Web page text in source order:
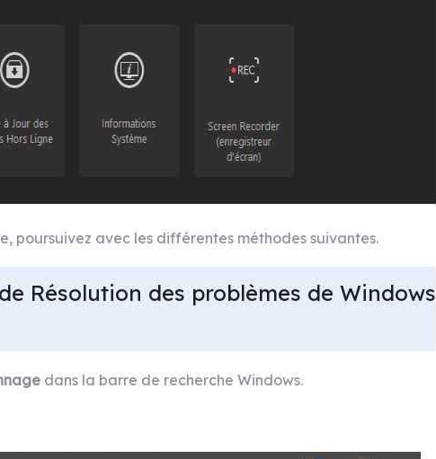
poursuivez avec les différentes méthodes suivantes.
Résolution des problèmes de Windows
dans la barre de recherche Windows.